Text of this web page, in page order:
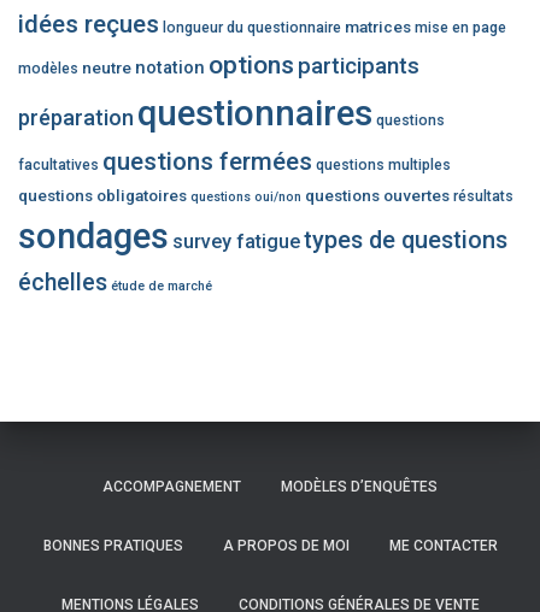
idées reçues longueur du questionnaire matrices mise en page
modèles neutre notation options participants
préparation questionnaires questions
facultatives questions fermées questions multiples
questions obligatoires questions oui/non questions ouvertes résultats
sondages survey fatiguetypes de questions
échelles étude de marché
ACCOMPAGNEMENT MODÈLES D’ENQUÊTES
BONNES PRATIQUES A PROPOS DE MOI ME CONTACTER
MENTIONS LÉGALES CONDITIONS GÉNÉRALES DE VENTE